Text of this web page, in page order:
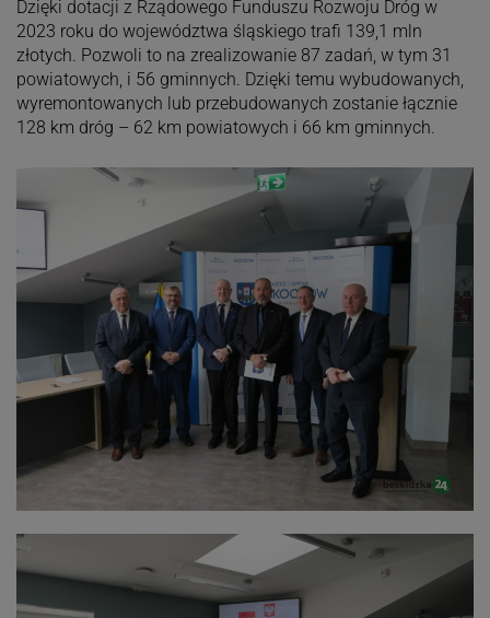
Dzięki dotacji z Rządowego Funduszu Rozwoju Dróg w
2023 roku do województwa śląskiego trafi 139,1 mln
złotych. Pozwoli to na zrealizowanie 87 zadań, w tym 31
powiatowych, i 56 gminnych. Dzięki temu wybudowanych,
wyremontowanych lub przebudowanych zostanie łącznie
128 km dróg – 62 km powiatowych i 66 km gminnych.